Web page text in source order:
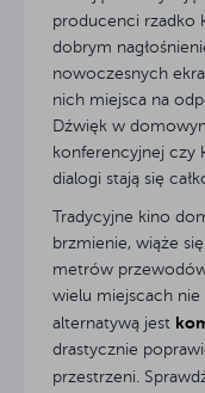
producenci rzadko
dobrym
nowoczesnych
nich miejsca na
Dźwięk w
konferencyjnej czy
dialogi stają się
Tradycyjne kino
brzmienie, wiąże
metrów
wielu miejscach nie
alternatywą jest
drastycznie
przestrzeni.